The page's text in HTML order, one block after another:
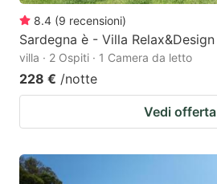
8.4 (9 recensioni)
Sardegna è - Villa Relax&Design
villa · 2 Ospiti · 1 Camera da letto
228 € /notte
Vedi offerta